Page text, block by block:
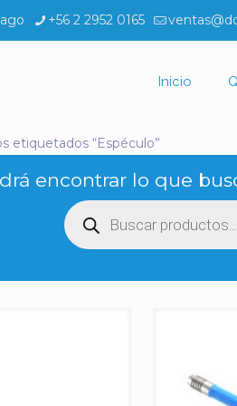
+56 2 2952 0165
Inicio
etiquetados “Espéculo”
encontrar lo que
Búsqueda
de
productos